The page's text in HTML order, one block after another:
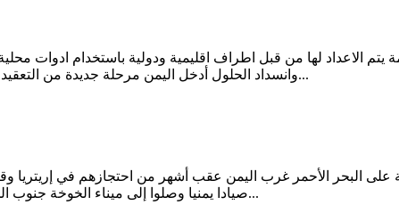
الاعداد لها من قبل اطراف اقليمية ودولية باستخدام ادوات
وانسداد الحلول أدخل اليمن مرحلة جديدة من التعقيد وانشغلت أطراف الصراع المحلية وداعميهم الاقليميين بمشاريع خاصة...
صيادا يمنيا وصلوا إلى ميناء الخوخة جنوب الحديدة بعد احتجازهم نحو ثلاثة أشهر في جزيرة ترمة الإريترية التي تضم...